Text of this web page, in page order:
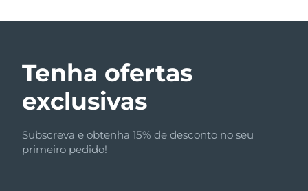
Tenha ofertas
exclusivas
Subscreva e obtenha 15% de desconto no seu
primeiro pedido!